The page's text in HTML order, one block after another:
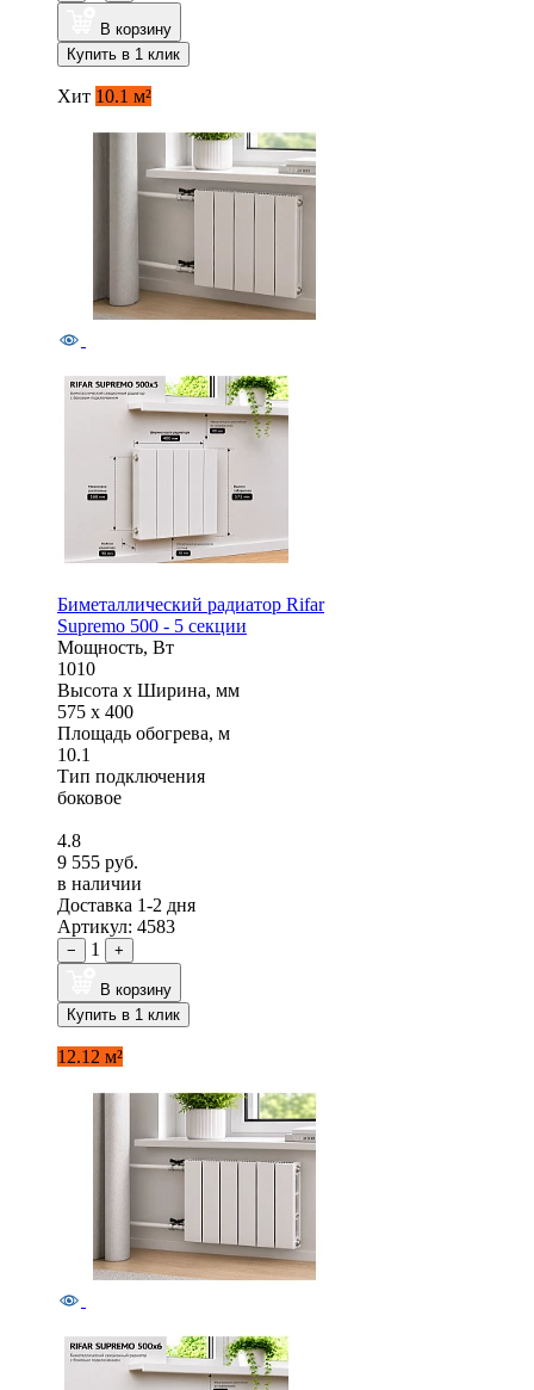
В корзину
Купить в 1 клик
Хит 10.1 м²
Биметаллический радиатор Rifar
Supremo 500 - 5 секции
Мощность, Вт
1010
Высота x Ширина, мм
575 x 400
Площадь обогрева, м
10.1
Тип подключения
боковое
4.8
9 555 руб.
в наличии
Доставка 1-2 дня
Артикул: 4583
− 1 +
В корзину
Купить в 1 клик
12.12 м²